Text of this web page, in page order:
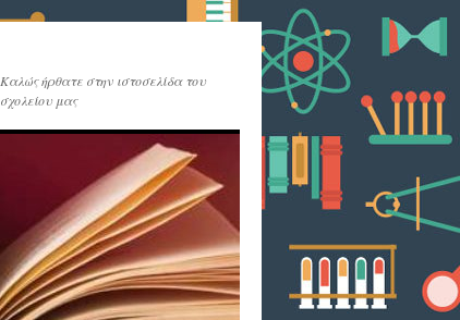
Καλώς ήρθατε στην ιστοσελίδα του
σχολείου μας